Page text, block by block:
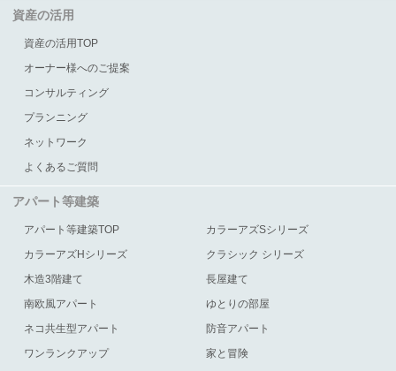
資産の活用
資産の活用TOP
オーナー様へのご提案
コンサルティング
プランニング
ネットワーク
よくあるご質問
アパート等建築
アパート等建築TOP
カラーアズSシリーズ
カラーアズHシリーズ
クラシック シリーズ
木造3階建て
長屋建て
南欧風アパート
ゆとりの部屋
ネコ共生型アパート
防音アパート
ワンランクアップ
家と冒険